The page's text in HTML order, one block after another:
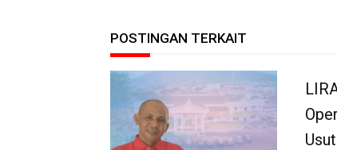
POSTINGAN TERKAIT